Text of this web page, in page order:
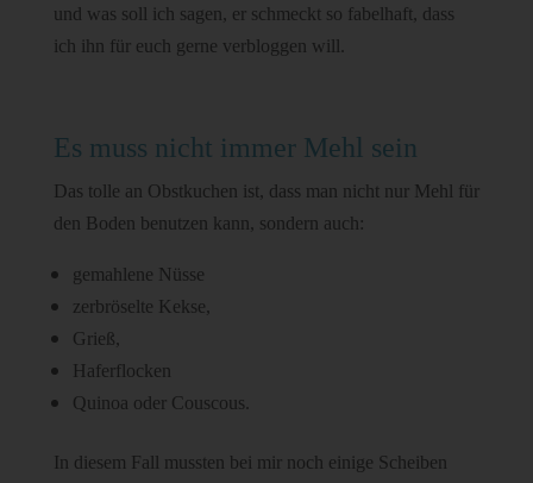
und was soll ich sagen, er schmeckt so fabelhaft, dass
ich ihn für euch gerne verbloggen will.
Es muss nicht immer Mehl sein
Das tolle an Obstkuchen ist, dass man nicht nur Mehl für
den Boden benutzen kann, sondern auch:
gemahlene Nüsse
zerbröselte Kekse,
Grieß,
Haferflocken
Quinoa oder Couscous.
In diesem Fall mussten bei mir noch einige Scheiben